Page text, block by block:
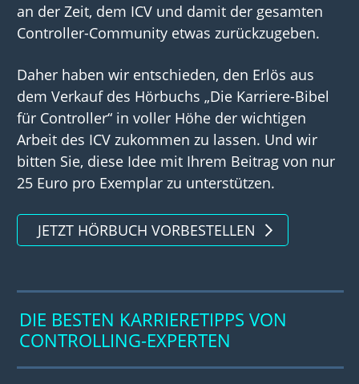
an der Zeit, dem ICV und damit der gesamten
Controller-Community etwas zurückzugeben.
Daher haben wir entschieden, den Erlös aus
dem Verkauf des Hörbuchs „Die Karriere-Bibel
für Controller“ in voller Höhe der wichtigen
Arbeit des ICV zukommen zu lassen. Und wir
bitten Sie, diese Idee mit Ihrem Beitrag von nur
25 Euro pro Exemplar zu unterstützen.
JETZT HÖRBUCH VORBESTELLEN
DIE BESTEN KARRIERETIPPS VON
CONTROLLING-EXPERTEN